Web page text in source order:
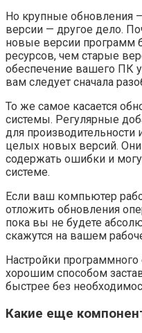
Но крупные обновления
версии — другое дело.
новые версии программ
ресурсов, чем старые
обеспечение вашего ПК
вам следует сначала
То же самое касается
системы. Регулярные
для производительности
целых новых версий. Они
содержать ошибки и
системе.
Если ваш компьютер
отложить обновления
пока вы не будете
скажутся на вашем
Настройки
хорошим способом
быстрее без
Какие еще